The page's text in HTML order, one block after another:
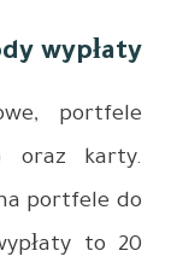
Wypłata
24